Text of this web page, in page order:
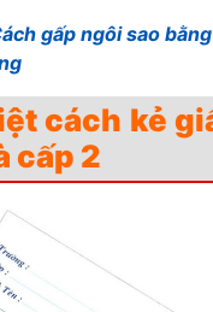
gấp ngôi sao
cách kẻ
cấp 2